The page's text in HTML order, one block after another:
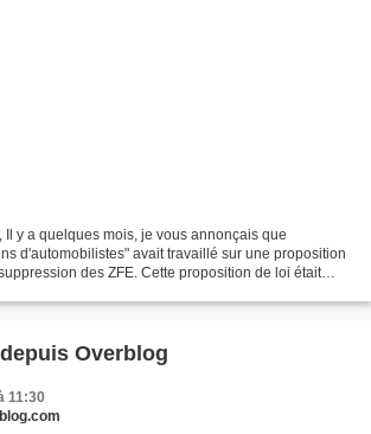
y a quelques mois, je vous annonçais que
d'automobilistes" avait travaillé sur une proposition
des ZFE. Cette proposition de loi était
Article publié depuis Overblog
11:30